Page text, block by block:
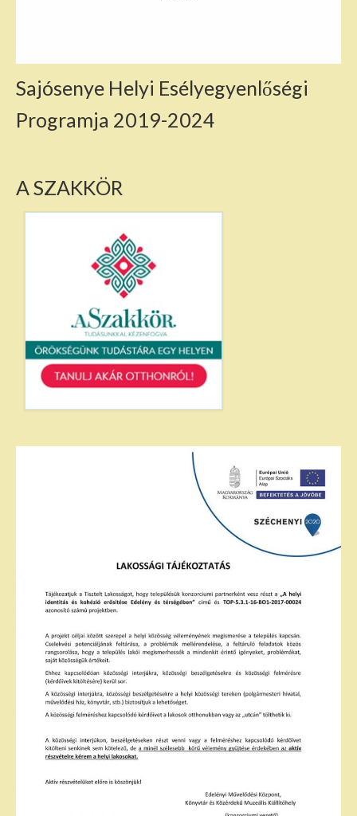
Sajósenye Helyi Esélyegyenlőségi
Programja 2019-2024
A SZAKKÖR